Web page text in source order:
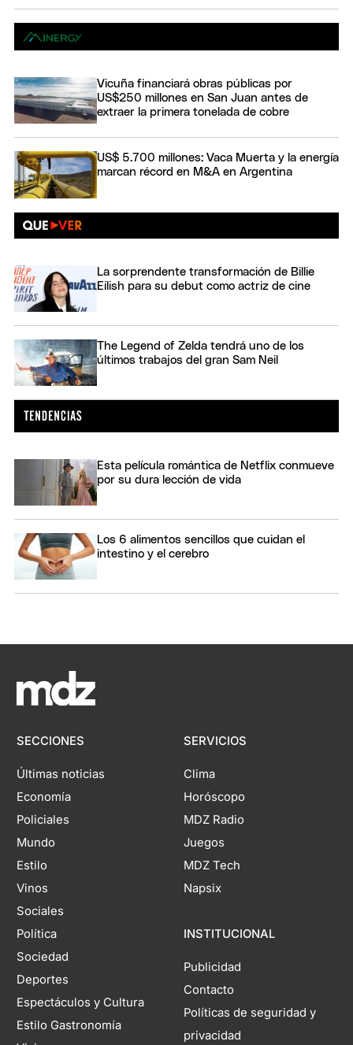
Vicuña financiará obras públicas por
US$250 millones en San Juan antes de
extraer la primera tonelada de cobre
US$ 5.700 millones: Vaca Muerta y la energía
marcan récord en M&A en Argentina
La sorprendente transformación de Billie
Eilish para su debut como actriz de cine
The Legend of Zelda tendrá uno de los
últimos trabajos del gran Sam Neil
Esta película romántica de Netflix conmueve
por su dura lección de vida
Los 6 alimentos sencillos que cuidan el
intestino y el cerebro
SECCIONES
Últimas noticias
Economía
Policiales
Mundo
Estilo
Vinos
Sociales
Política
Sociedad
Deportes
Espectáculos y Cultura
Estilo Gastronomía
SERVICIOS
Clima
Horóscopo
MDZ Radio
Juegos
MDZ Tech
Napsix
INSTITUCIONAL
Publicidad
Contacto
Políticas de seguridad y
privacidad